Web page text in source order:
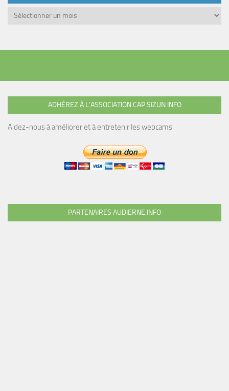
Archives
ADHÉREZ À L’ASSOCIATION CAP SIZUN INFO
Aidez-nous à améliorer et à entretenir les webcams
PARTENAIRES AUDIERNE.INFO